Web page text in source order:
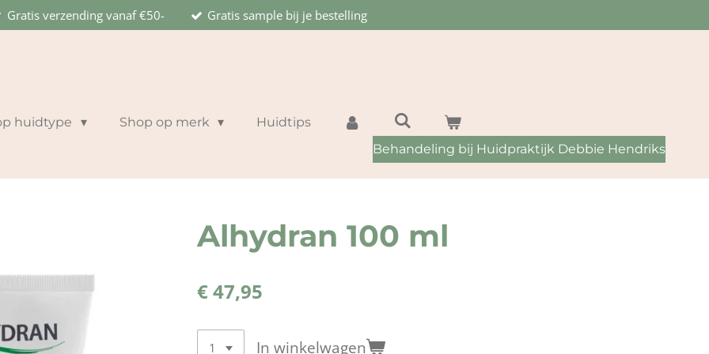
Gratis verzending vanaf €50- Gratis sample bij je bestelling
huidtype Shop op merk
Huidtips
Behandeling bij Huidpraktijk Debbie Hendriks
Alhydran 100 ml
€ 47,95
In winkelwagen